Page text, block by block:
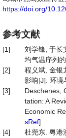
https://doi.org/
参考文献
[1]
刘学锋, 于长
均气温序列
[2]
程义斌, 金银
影响[J]. 环境
[3]
Deschenes,
tation: A
Economic
sRef]
[4]
杜尧东. 粤港